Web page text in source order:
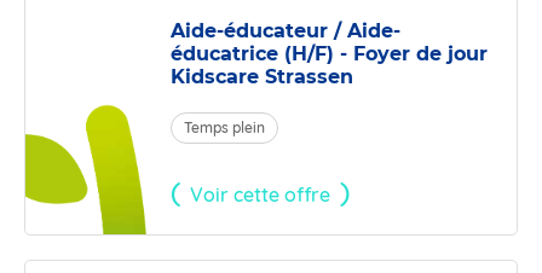
Aide-éducateur / Aide-
éducatrice (H/F) - Foyer de jour
Kidscare Strassen
Temps plein
Voir cette offre